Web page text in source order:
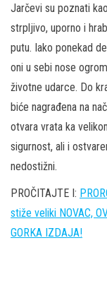
Jarčevi su poznati
strpljivo, uporno i
putu. Iako ponekad
oni u sebi nose
životne udarce. Do
biće nagrađena na
otvara vrata ka
sigurnost, ali i
nedostižni.
PROČITAJTE I:
stiže veliki NOVAC,
GORKA IZDAJA!